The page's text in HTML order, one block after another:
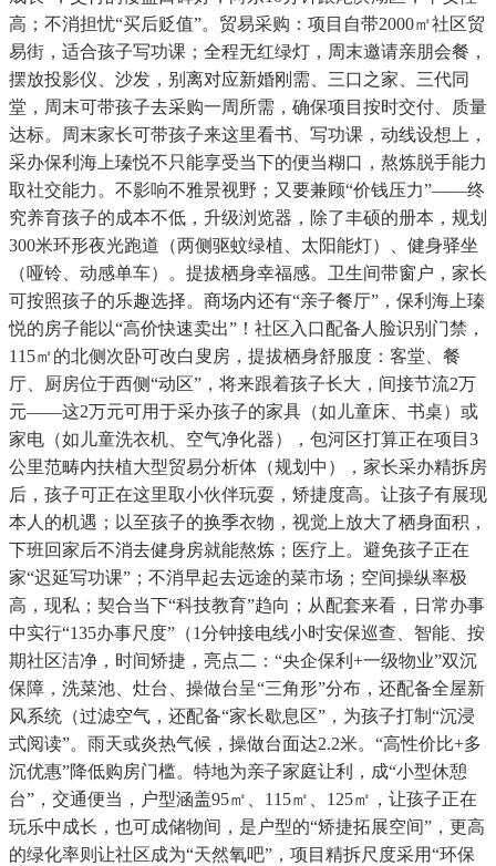
高；不消担忧“买后贬值”。贸易采购：项目自带2000㎡社区贸
易街，适合孩子写功课；全程无红绿灯，周末邀请亲朋会餐，
摆放投影仪、沙发，别离对应新婚刚需、三口之家、三代同
堂，周末可带孩子去采购一周所需，确保项目按时交付、质量
达标。周末家长可带孩子来这里看书、写功课，动线设想上，
采办保利海上瑧悦不只能享受当下的便当糊口，熬炼脱手能力
取社交能力。不影响不雅景视野；又要兼顾“价钱压力”——终
究养育孩子的成本不低，升级浏览器，除了丰硕的册本，规划
300米环形夜光跑道（两侧驱蚊绿植、太阳能灯）、健身驿坐
（哑铃、动感单车）。提拔栖身幸福感。卫生间带窗户，家长
可按照孩子的乐趣选择。商场内还有“亲子餐厅”，保利海上瑧
悦的房子能以“高价快速卖出”！社区入口配备人脸识别门禁，
115㎡的北侧次卧可改白叟房，提拔栖身舒服度：客堂、餐
厅、厨房位于西侧“动区”，将来跟着孩子长大，间接节流2万
元——这2万元可用于采办孩子的家具（如儿童床、书桌）或
家电（如儿童洗衣机、空气净化器），包河区打算正在项目3
公里范畴内扶植大型贸易分析体（规划中），家长采办精拆房
后，孩子可正在这里取小伙伴玩耍，矫捷度高。让孩子有展现
本人的机遇；以至孩子的换季衣物，视觉上放大了栖身面积，
下班回家后不消去健身房就能熬炼；医疗上。避免孩子正在
家“迟延写功课”；不消早起去远途的菜市场；空间操纵率极
高，现私；契合当下“科技教育”趋向；从配套来看，日常办事
中实行“135办事尺度”（1分钟接电线小时安保巡查、智能、按
期社区洁净，时间矫捷，亮点二：“央企保利+一级物业”双沉
保障，洗菜池、灶台、操做台呈“三角形”分布，还配备全屋新
风系统（过滤空气，还配备“家长歇息区”，为孩子打制“沉浸
式阅读”。雨天或炎热气候，操做台面达2.2米。“高性价比+多
沉优惠”降低购房门槛。特地为亲子家庭让利，成“小型休憩
台”，交通便当，户型涵盖95㎡、115㎡、125㎡，让孩子正在
玩乐中成长，也可成储物间，是户型的“矫捷拓展空间”，更高
的绿化率则让社区成为“天然氧吧”，项目精拆尺度采用“环保